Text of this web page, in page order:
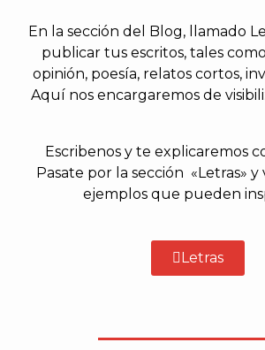
En la sección del Blog, llamado
publicar tus escritos, tales
opinión, poesía, relatos cortos,
Aquí nos encargaremos de
Escribenos y te explicaremos
Pasate por la sección «Letras» y
ejemplos que pueden
Letras